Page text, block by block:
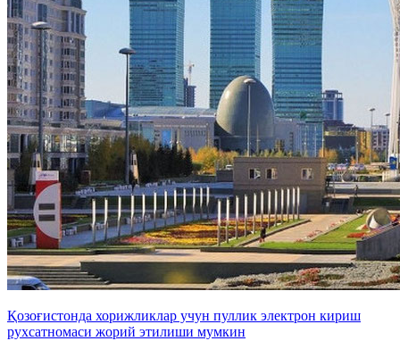
Қозоғистонда хорижликлар учун пуллик электрон кириш
рухсатномаси жорий этилиши мумкин